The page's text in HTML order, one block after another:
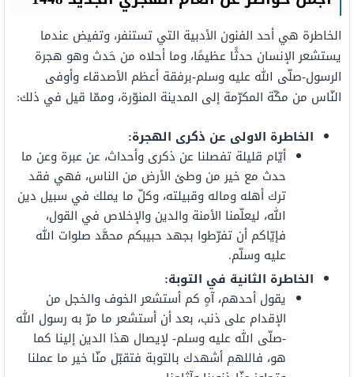
الخاطرة هي أحد الفنون الأدبية التي تستنفر، وتفيض عندما
يستشعر الإنسان حدثًا عظيمًا، وما أحلاه من حَدث وهو هجرة
الرسول-صلّى الله عليه وسلم-برفقة أعظم الأصدقاء وأوفى
النّاس من مكّة المكرّمة إلى المدينة المنوّرة، وممّا قيل في ذلك:
الخاطرة الاولى عن ذكرى الهجرة:
أيّام قليلة تفصلنا عن ذكرى وأحداث، عن عبرة وعن ما
حدث مع خير من وطئ الأرض من الناس، فهي فقد
ترك أهله وماله وقبيلته، وكلّ ما يملك في سبيل دين
الله، ليعلّمنا الأمنة والدين والإخلاص في القول،
فإيّاكم أن تفرّطوا بجهد حبيبكم محمَّد صلوات الله
عليه وسلّم.
الخاطرة الثانية في التوبة:
يقول أحدهم، آهٍ كم أستشعر الخوف والخجل من
الإقدام على ذنب، بعد أن أستشعر ما مرّ به رسول الله
-صلّى الله عليه وسلم- لإيصال هذا الدين إلينا كما
هو، فاللهم أشهدك بالتوبة فتقبّل منّا خير ما عملنا